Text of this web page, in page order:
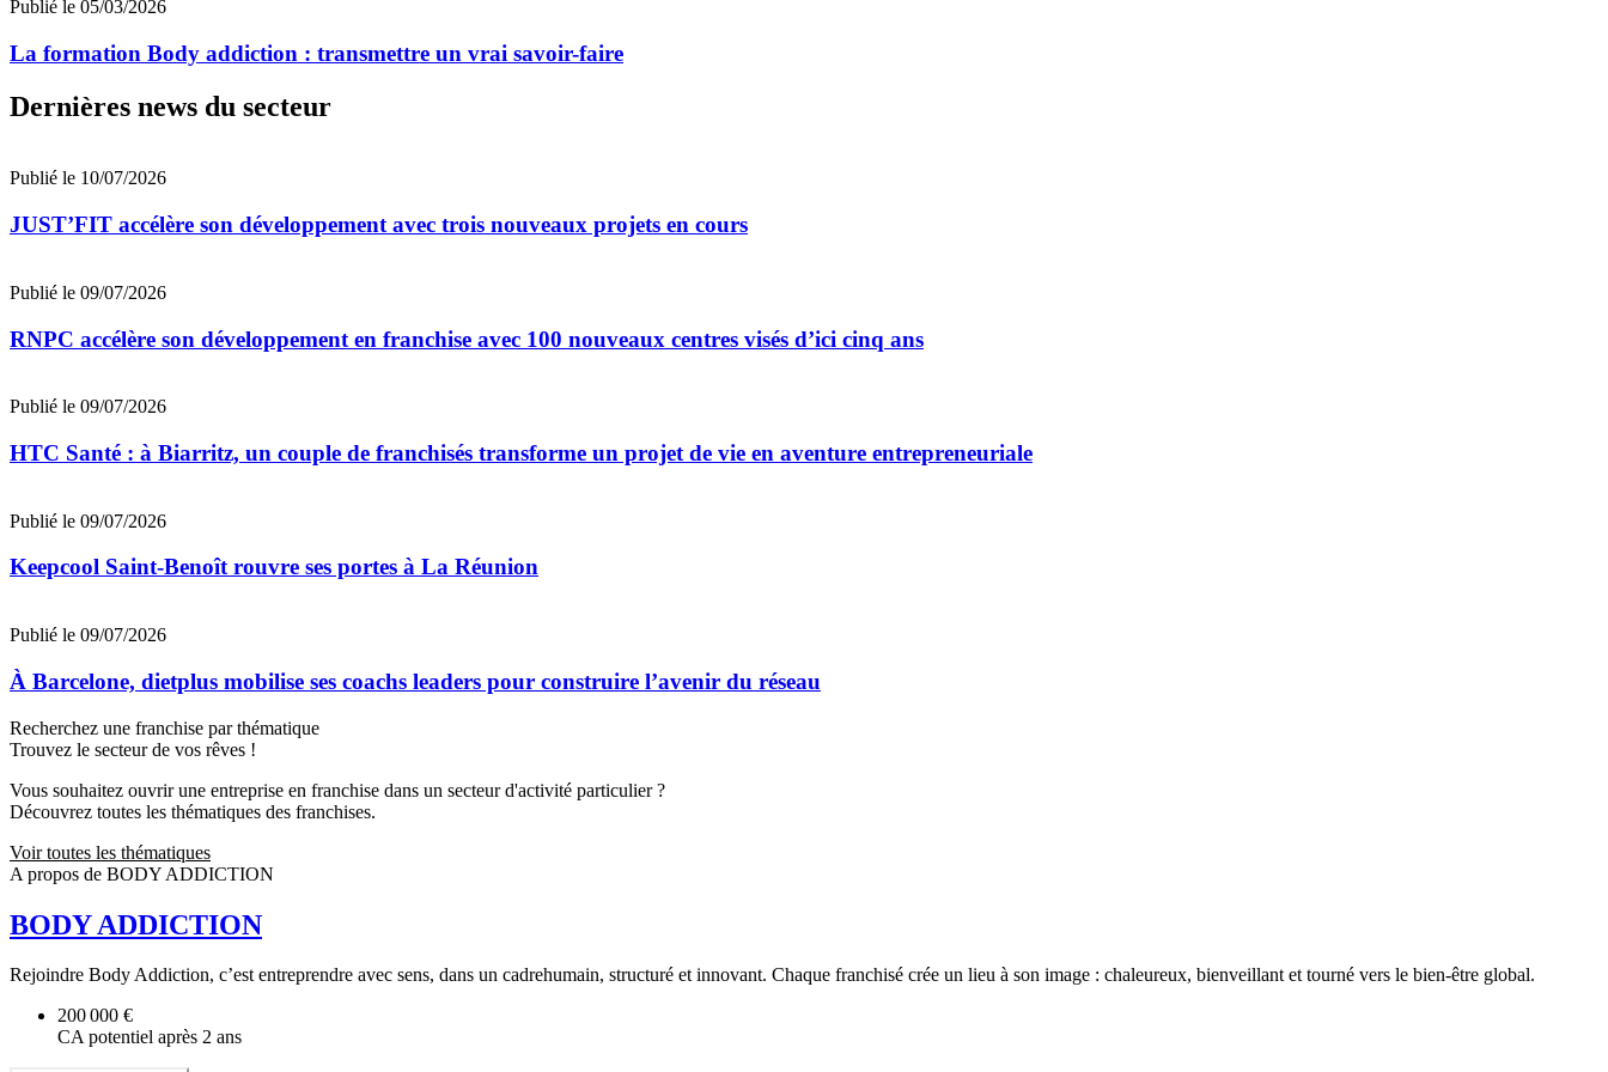
Publié le 05/03/2026
La formation Body addiction : transmettre un vrai savoir-faire
Dernières news du secteur
Publié le 10/07/2026
JUST’FIT accélère son développement avec trois nouveaux projets en cours
Publié le 09/07/2026
RNPC accélère son développement en franchise avec 100 nouveaux centres visés d’ici cinq ans
Publié le 09/07/2026
HTC Santé : à Biarritz, un couple de franchisés transforme un projet de vie en aventure entrepreneuriale
Publié le 09/07/2026
Keepcool Saint-Benoît rouvre ses portes à La Réunion
Publié le 09/07/2026
À Barcelone, dietplus mobilise ses coachs leaders pour construire l’avenir du réseau
Recherchez une franchise par thématique
Trouvez le secteur de vos rêves !
Vous souhaitez ouvrir une entreprise en franchise dans un secteur d'activité particulier ?
Découvrez toutes les thématiques des franchises.
Voir toutes les thématiques
A propos de BODY ADDICTION
BODY ADDICTION
Rejoindre Body Addiction, c’est entreprendre avec sens, dans un cadrehumain, structuré et innovant. Chaque franchisé crée un lieu à son image : chaleureux, bienveillant et tourné vers le bien-être global.
200 000 €
CA potentiel après 2 ans